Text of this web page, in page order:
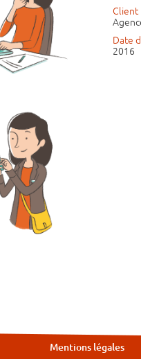
Client
Date
2016
Mentions légales